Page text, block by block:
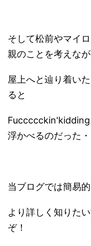
そして松前やマイ
親のことを考えな
屋上へと辿り着い
ると
Fuccccckin'kidding
浮かべるのだった・
当ブログでは簡易
より詳しく知りた
ぞ！